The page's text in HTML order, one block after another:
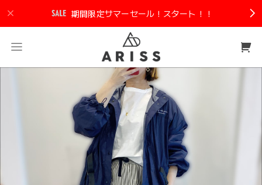
期間限定サマーセール！スタート！！